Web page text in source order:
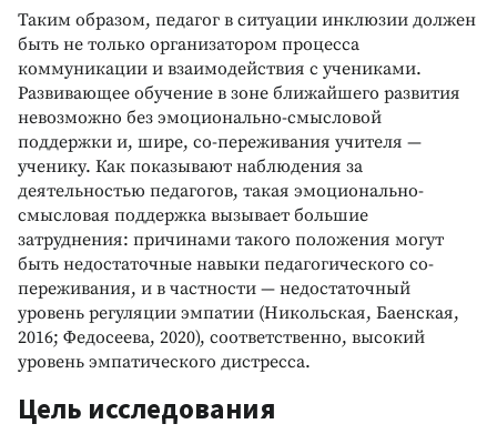
Таким образом, педагог в ситуации инклюзии должен
быть не только организатором процесса
коммуникации и взаимодействия с учениками.
Развивающее обучение в зоне ближайшего развития
невозможно без эмоционально-смысловой
поддержки и, шире, со-переживания учителя —
ученику. Как показывают наблюдения за
деятельностью педагогов, такая эмоционально-
смысловая поддержка вызывает большие
затруднения: причинами такого положения могут
быть недостаточные навыки педагогического со-
переживания, и в частности — недостаточный
уровень регуляции эмпатии (Никольская, Баенская,
2016; Федосеева, 2020), соответственно, высокий
уровень эмпатического дистресса.
Цель исследования